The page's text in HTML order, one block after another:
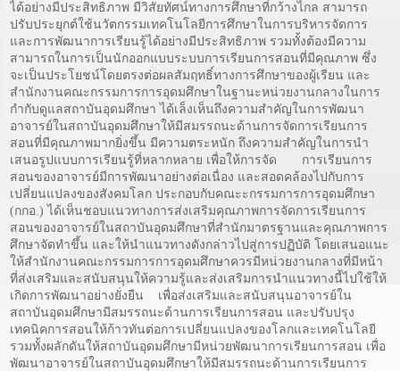
ได้อย่างมีประสิทธิภาพ มีวิสัยทัศน์ทางการศึกษาที่กว้างไกล สามารถ
ปรับประยุกต์ใช้นวัตกรรมเทคโนโลยีการศึกษาในการบริหารจัดการ
และการพัฒนาการเรียนรู้ได้อย่างมีประสิทธิภาพ รวมทั้งต้องมีความ
สามารถในการเป็นนักออกแบบระบบการเรียนการสอนที่มีคุณภาพ ซึ่ง
จะเป็นประโยชน์โดยตรงต่อผลสัมฤทธิ์ทางการศึกษาของผู้เรียน และ
สำนักงานคณะกรรมการการอุดมศึกษาในฐานะหน่วยงานกลางในการ
กำกับดูแลสถาบันอุดมศึกษา ได้เล็งเห็นถึงความสำคัญในการพัฒนา
อาจารย์ในสถาบันอุดมศึกษาให้มีสมรรถนะด้านการจัดการเรียนการ
สอนที่มีคุณภาพมากยิ่งขึ้น มีความตระหนัก ถึงความสำคัญในการนำ
เสนอรูปแบบการเรียนรู้ที่หลากหลาย เพื่อให้การจัด การเรียนการ
สอนของอาจารย์มีการพัฒนาอย่างต่อเนื่อง และสอดคล้องไปกับการ
เปลี่ยนแปลงของสังคมโลก ประกอบกับคณะะกรรมการการอุดมศึกษา
(กกอ.) ได้เห็นชอบแนวทางการส่งเสริมคุณภาพการจัดการเรียนการ
สอนของอาจารย์ในสถาบันอุดมศึกษาที่สำนักมาตรฐานและคุณภาพการ
ศึกษาจัดทำขึ้น และให้นำแนวทางดังกล่าวไปสู่การปฏิบัติ โดยเสนอแนะ
ให้สำนักงานคณะกรรมการการอุดมศึกษาควรมีหน่วยงานกลางที่มีหน้า
ที่ส่งเสริมและสนับสนุนให้ความรู้และส่งเสริมการนำแนวทางนี้ไปใช้ให้
เกิดการพัฒนาอย่างยั่งยืน เพื่อส่งเสริมและสนับสนุนอาจารย์ใน
สถาบันอุดมศึกษามีสมรรถนะด้านการเรียนการสอน และปรับปรุง
เทคนิคการสอนให้ก้าวทันต่อการเปลี่ยนแปลงของโลกและเทคโนโลยี
รวมทั้งผลักดันให้สถาบันอุดมศึกษามีหน่วยพัฒนาการเรียนการสอน เพื่อ
พัฒนาอาจารย์ในสถาบันอุดมศึกษาให้มีสมรรถนะด้านการเรียนการ